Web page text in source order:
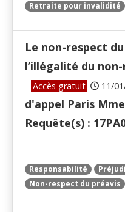
Retraite pour invalidité
Le non-respect
l’illégalité du
Accès gratuit 11/
d'appel Paris
Requête(s) :
Responsabilité
Non-respect du préavis